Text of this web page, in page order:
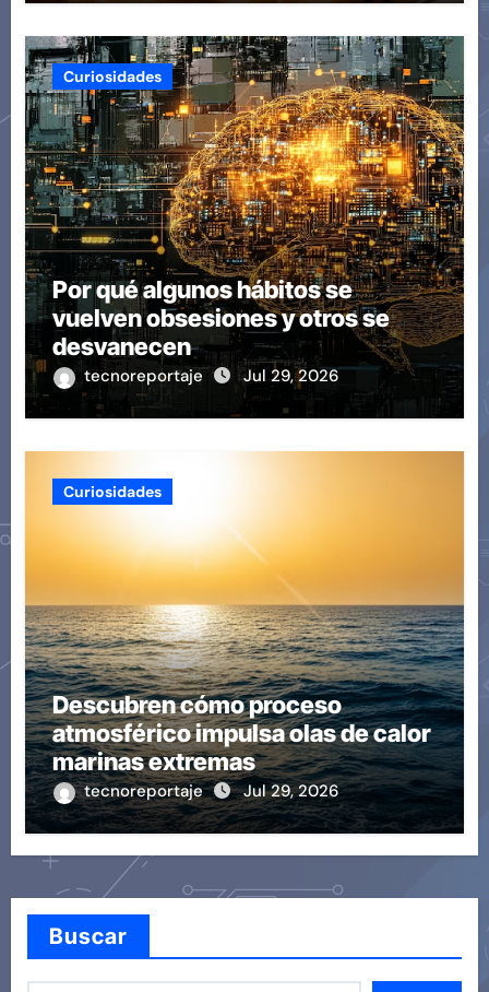
Curiosidades
Por qué algunos hábitos se
vuelven obsesiones y otros se
desvanecen
tecnoreportaje Jul 29, 2026
Curiosidades
Descubren cómo proceso
atmosférico impulsa olas de calor
marinas extremas
tecnoreportaje Jul 29, 2026
Buscar